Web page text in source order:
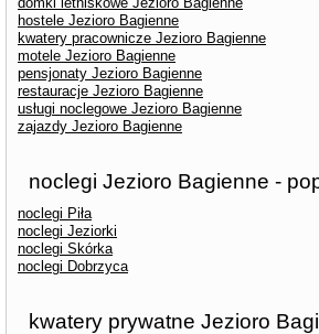
hostele Jezioro Bagienne
kwatery pracownicze Jezioro Bagienne
motele Jezioro Bagienne
pensjonaty Jezioro Bagienne
restauracje Jezioro Bagienne
usługi noclegowe Jezioro Bagienne
zajazdy Jezioro Bagienne
noclegi Jezioro Bagienne -
noclegi Piła
noclegi Jeziorki
noclegi Skórka
noclegi Dobrzyca
kwatery prywatne Jezioro